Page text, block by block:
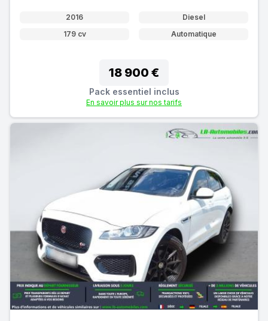
2016
Diesel
179 cv
Automatique
18 900 €
Pack essentiel inclus
En savoir plus sur nos tarifs